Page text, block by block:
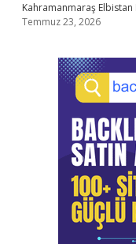
Kahramanmaraş Elbistan
Temmuz 23, 2026